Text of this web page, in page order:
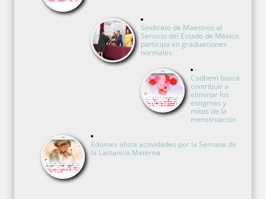
Sindicato de Maestros al
Servicio del Estado de México
participa en graduaciones
normales
Codhem busca
contribuir a
eliminar los
estigmas y
mitos de la
menstruación
Edomex alista actividades por la Semana de
la Lactancia Materna